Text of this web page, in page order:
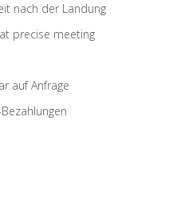
nach der Landung
precise meeting
auf Anfrage